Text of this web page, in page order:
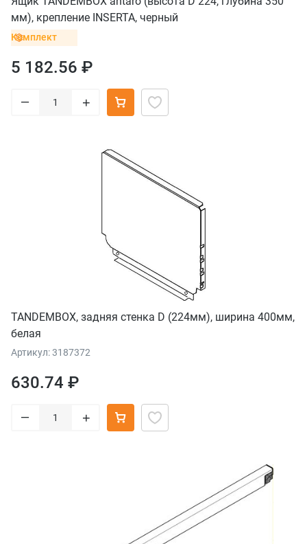
мм), крепление INSERTA, черный
Комплект
5 182.56 ₽
– +
TANDEMBOX, задняя стенка D (224мм), ширина 400мм,
белая
Артикул: 3187372
630.74 ₽
– +